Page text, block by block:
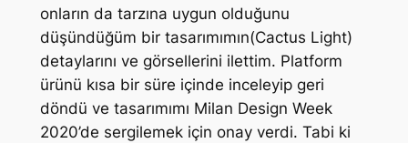
onların da tarzına uygun olduğunu
düşündüğüm bir tasarımımın(Cactus Light)
detaylarını ve görsellerini ilettim. Platform
ürünü kısa bir süre içinde inceleyip geri
döndü ve tasarımımı Milan Design Week
2020’de sergilemek için onay verdi. Tabi ki